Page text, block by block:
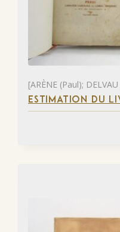
[ARÈNE (Paul);
ESTIMATION DU